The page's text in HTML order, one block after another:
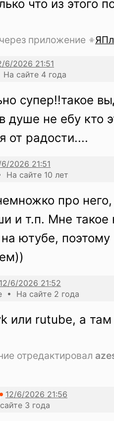
что из этого
приложение
сайте 4 года
супер!!такое
душе не ебу кто
от радости....
сайте 10 лет
про
и т.п. Мне такое
ютубе,
• На сайте 2 года
или rutube, а
отредактировал
3 года